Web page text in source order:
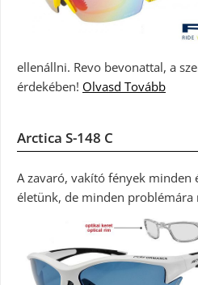
ellenállni. Revo bevonattal, a
érdekében! Olvasd Tovább
Arctica S-148 C
A zavaró, vakító fények minden
életünk, de minden problémára